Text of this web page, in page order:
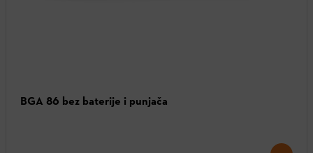
BGA 86 bez baterije i punjača